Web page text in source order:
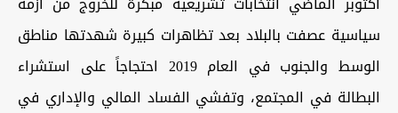
سياسية عصفت بالبلاد بعد تظاهرات كبيرة شهدتها مناطق
الوسط والجنوب في العام 2019 احتجاجاً على استشراء
البطالة في المجتمع، وتفشي الفساد المالي والإداري في